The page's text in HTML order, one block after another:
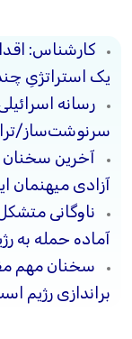
کارشناس:
یک استراتژیِ
رسانه‌
سرنوشت‌ساز/
آخرین سخنان
آزادی میهنمان
آماده حمله به
سخنان مهم
براندازی رژیم